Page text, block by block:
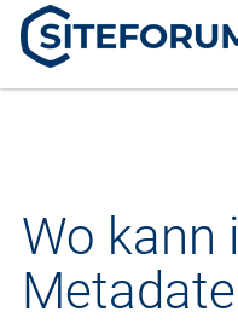
Wo kann